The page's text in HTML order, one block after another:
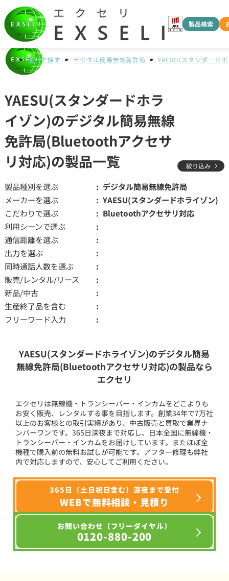
製品検索
種別で探す デジタル簡易無線免許局 YAESU(スタンダード
YAESU(スタンダードホラ
イゾン)のデジタル簡易無線
免許局(Bluetoothアクセサ
リ対応)の製品一覧
絞り込み
製品種別を選ぶ
デジタル簡易無線免許局
メーカーを選ぶ
YAESU(スタンダードホライゾン)
こだわりで選ぶ
Bluetoothアクセサリ対応
利用シーンで選ぶ
通信距離を選ぶ
出力を選ぶ
同時通話人数を選ぶ
販売/レンタル/リース
新品/中古
生産終了品を含む
フリーワード入力
YAESU(スタンダードホライゾン)のデジタル簡易
無線免許局(Bluetoothアクセサリ対応)の製品なら
エクセリ
エクセリは無線機・トランシーバー・インカムをどこよりも
お安く販売、レンタルする事を目指します。創業34年で7万社
以上のお客様との取引実績があり、中古販売と買取で業界ナ
ンバーワンです。365日深夜まで対応し、日本全国に無線機・
トランシーバー・インカムをお届けしています。またほぼ全
機種で購入前の無料お試しが可能です。アフター修理も弊社
内で対応しますので、安心してご利用ください。
365日（土日祝日含む）深夜まで受付
WEBで無料相談・見積り
お問い合わせ（フリーダイヤル）
0120-880-200